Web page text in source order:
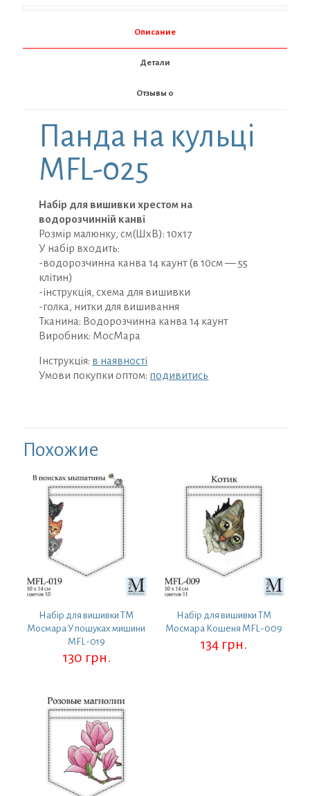
кульці
Описание
Детали
Отзывы 0
Панда на кульці
MFL-025
Набір для вишивки хрестом на
водорозчинній канві
Розмір малюнку, см(ШхВ): 10х17
У набір входить:
-водорозчинна канва 14 каунт (в 10см — 55
клітин)
-інструкція, схема для вишивки
-голка, нитки для вишивання
Тканина: Водорозчинна канва 14 каунт
Виробник: МосМара
Інструкція: в наявності
Умови покупки оптом: подивитись
Похожие
Набір для вишивки ТМ
Мосмара У пошуках мишини
MFL-019
130 грн.
Набір для вишивки ТМ
Мосмара Кошеня MFL-009
134 грн.